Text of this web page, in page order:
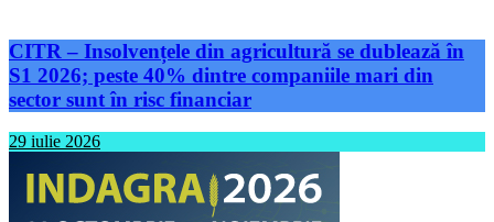
CITR – Insolvențele din agricultură se dublează în
S1 2026; peste 40% dintre companiile mari din
sector sunt în risc financiar
29 iulie 2026